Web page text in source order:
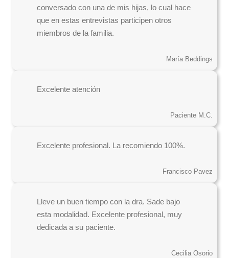
conversado con una de mis hijas, lo cual hace
que en estas entrevistas participen otros
miembros de la familia.
María Beddings
Excelente atención
Paciente M.C.
Excelente profesional. La recomiendo 100%.
Francisco Pavez
Lleve un buen tiempo con la dra. Sade bajo
esta modalidad. Excelente profesional, muy
dedicada a su paciente.
Cecilia Osorio